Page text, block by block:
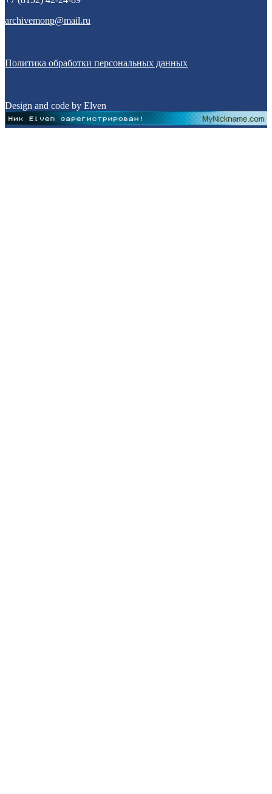
archivemonp@mail.ru
Политика обработки персональных данных
Design and code by Elven